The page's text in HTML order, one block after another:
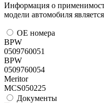
Информация о
модели автомобиля
ОЕ номера
BPW
0509760051
BPW
0509760054
Meritor
MCS050225
Документы